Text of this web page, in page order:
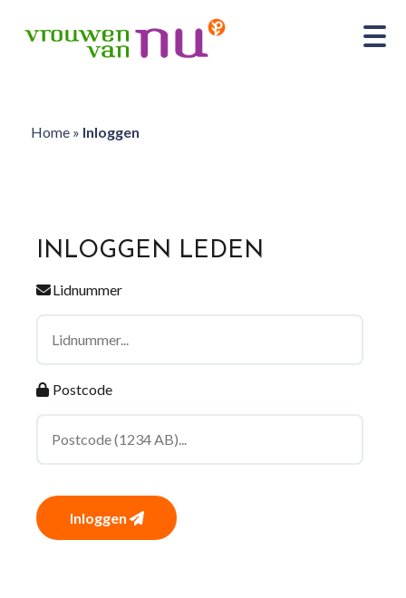
Home» Inloggen
INLOGGEN LEDEN
Lidnummer
Postcode
Inloggen